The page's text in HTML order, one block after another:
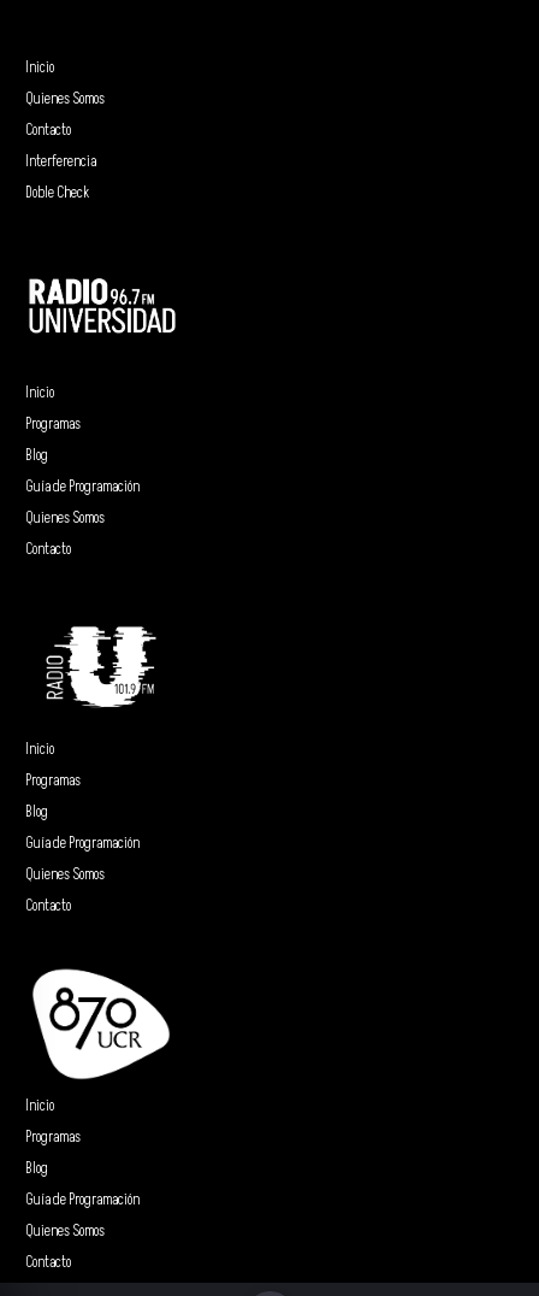
Inicio
Quienes Somos
Contacto
Interferencia
Doble Check
Inicio
Programas
Blog
Guía de Programación
Quienes Somos
Contacto
Inicio
Programas
Blog
Guía de Programación
Quienes Somos
Contacto
Inicio
Programas
Blog
Guía de Programación
Quienes Somos
Contacto